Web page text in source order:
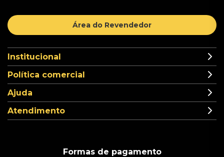
Área do Revendedor
Institucional
Política comercial
Ajuda
Atendimento
Formas de pagamento